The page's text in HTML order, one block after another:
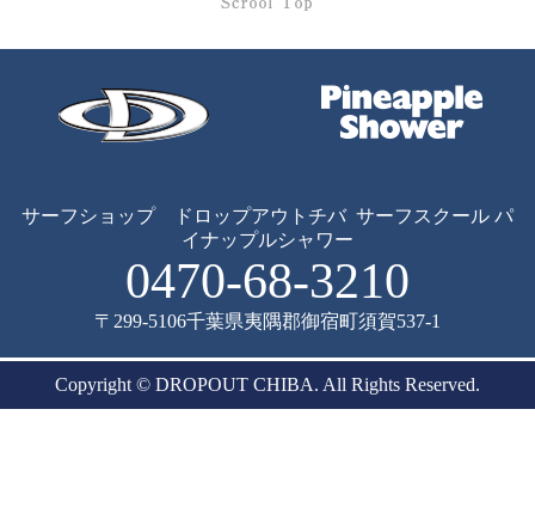
サーフショップ ドロップアウトチバ サーフスクール パ
イナップルシャワー
0470-68-3210
〒299-5106千葉県夷隅郡御宿町須賀537-1
Copyright © DROPOUT CHIBA. All Rights Reserved.